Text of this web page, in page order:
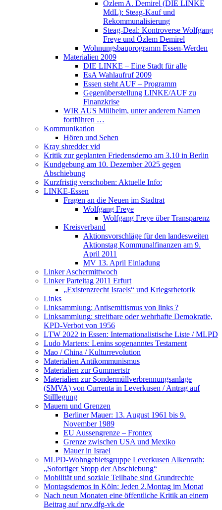
Özlem A. Demirel (DIE LINKE
MdL): Steag-Kauf und
Rekommunalisierung
Steag-Deal: Kontroverse Wolfgang
Freye und Özlem Demirel
Wohnungsbauprogramm Essen-Werden
Materialien 2009
DIE LINKE – Eine Stadt für alle
EsA Wahlaufruf 2009
Essen steht AUF – Programm
Gegenüberstellung LINKE/AUF zu
Finanzkrise
WIR AUS Mülheim, unter anderem Namen
fortführen …
Kommunikation
Hören und Sehen
Kray shredder vid
Kritik zur geplanten Friedensdemo am 3.10 in Berlin
Kundgebung am 10. Dezember 2025 gegen
Abschiebung
Kurzfristig verschoben: Aktuelle Info:
LINKE-Essen
Fragen an die Neuen im Stadtrat
Wolfgang Freye
Wolfgang Freye über Transparenz
Kreisverband
Aktionsvorschläge für den landesweiten
Aktionstag Kommunalfinanzen am 9.
April 2011
MV 13. April Einladung
Linker Aschermittwoch
Linker Parteitag 2011 Erfurt
„Existenzrecht Israels“ und Kriegsrhetorik
Links
Linksammlung: Antisemitismus von links ?
Linksammlung: streitbare oder wehrhafte Demokratie,
KPD-Verbot von 1956
LTW 2022 in Essen: Internationalistische Liste / MLPD
Ludo Martens: Lenins sogenanntes Testament
Mao / China / Kulturrevolution
Materialien Antikommunismus
Materialien zur Gummertstr
Materialien zur Sondermüllverbrennungsanlage
(SMVA) von Currenta in Leverkusen / Antrag auf
Stilllegung
Mauern und Grenzen
Berliner Mauer: 13. August 1961 bis 9.
November 1989
EU Aussengrenze – Frontex
Grenze zwischen USA und Mexiko
Mauer in Israel
MLPD-Wohngebietsgruppe Leverkusen Alkenrath:
„Sofortiger Stopp der Abschiebung“
Mobilität und soziale Teilhabe sind Grundrechte
Montagsdemos in Köln: Jeden 2.Montag im Monat
Nach neun Monaten eine öffentliche Kritik an einem
Beitrag auf nrw.dfg-vk.de